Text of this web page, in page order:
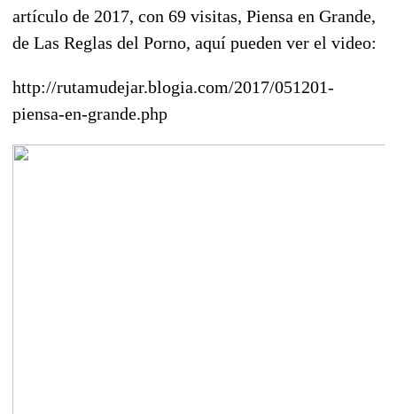
artículo de 2017, con 69 visitas, Piensa en Grande,
de Las Reglas del Porno, aquí pueden ver el video:
http://rutamudejar.blogia.com/2017/051201-
piensa-en-grande.php